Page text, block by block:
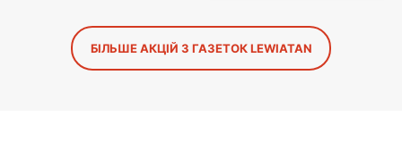
БІЛЬШЕ АКЦІЙ З ГАЗЕТОК LEWIATAN